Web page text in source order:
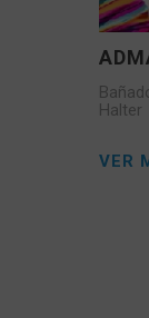
Halter
VER